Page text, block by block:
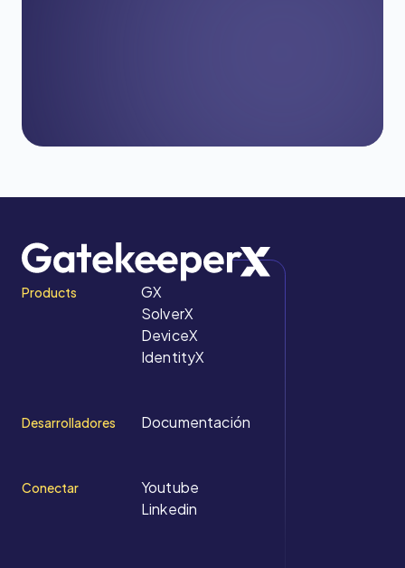
Products
GX
SolverX
DeviceX
IdentityX
Desarrolladores Documentación
Conectar
Youtube
Linkedin